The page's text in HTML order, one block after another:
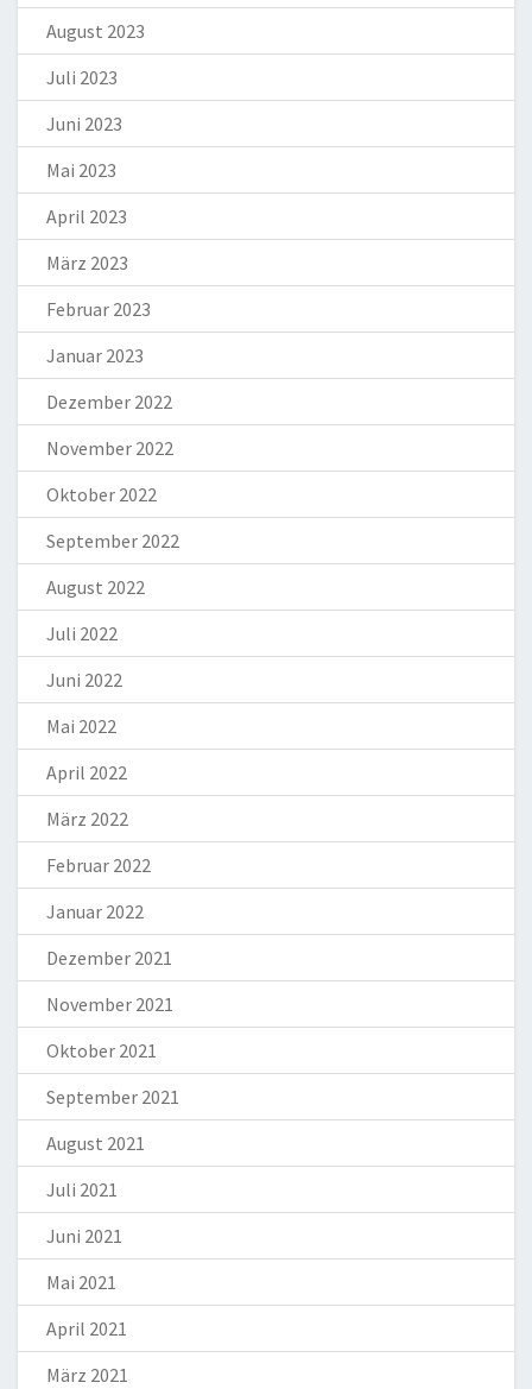
August 2023
Juli 2023
Juni 2023
Mai 2023
April 2023
März 2023
Februar 2023
Januar 2023
Dezember 2022
November 2022
Oktober 2022
September 2022
August 2022
Juli 2022
Juni 2022
Mai 2022
April 2022
März 2022
Februar 2022
Januar 2022
Dezember 2021
November 2021
Oktober 2021
September 2021
August 2021
Juli 2021
Juni 2021
Mai 2021
April 2021
März 2021